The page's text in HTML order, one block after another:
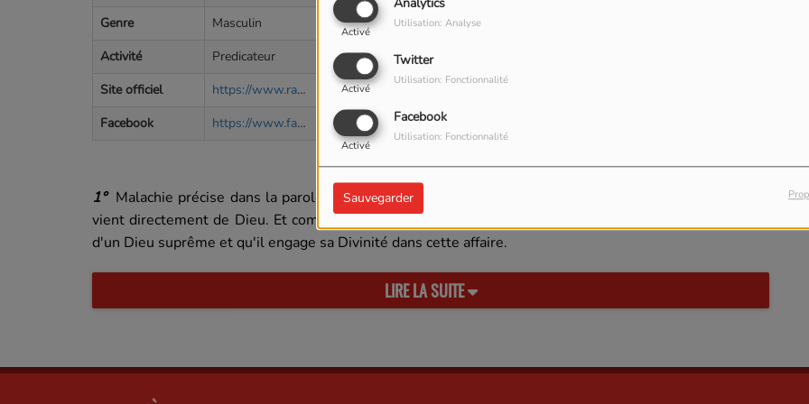
Analytics
Activé
Utilisation: Analyse
Twitter
Activé
Utilisation: Fonctionnalité
Facebook
Activé
Utilisation: Fonctionnalité
Sauvegarder
Genre
Masculin
Activité
Predicateur
Site officiel
https://www.radiotelesilo.fr
Facebook
https://www.facebook.com/evangelistechristian.mayiki
à un espace.
Définition
surtout , ne dites pas et ne faites pas l'ignorante en déclarant "je
n'ai rien" car l'Etrnel vous a doté de quelque chose de spécifique
que les autres n'ont pas.
1°Malachie précise dans la parole « dit l’Eternel des armées » cela est pour préciser que cette parole
vient directement de Dieu. Et comme pour tout auteur, cette expression signifie que c'est la signature
d'un Dieu suprême et qu'il engage sa Divinité dans cette affaire.
LIRE LA SUITE